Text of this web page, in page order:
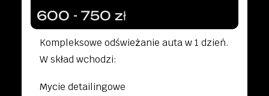
600 - 750 zł
Kompleksowe odświeżanie auta w 1 dzień.
W skład wchodzi:
Mycie detailingowe